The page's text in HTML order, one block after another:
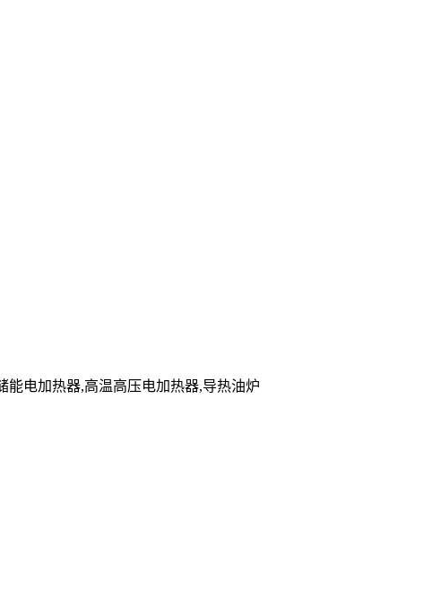
能电加热器,高温高压电加热器,导热油炉